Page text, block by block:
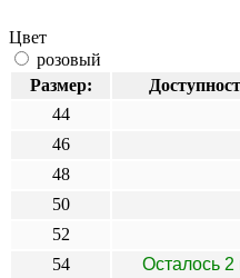
Цвет
розовый
Размер:
44
46
48
50
52
54
Осталось 2